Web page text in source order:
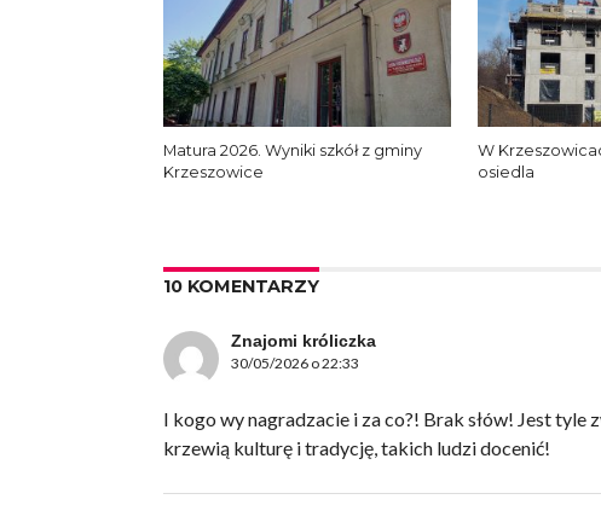
Matura 2026. Wyniki szkół z gminy
Krzeszowice
W
osiedla
10 KOMENTARZY
Znajomi króliczka
30/05/2026 o 22:33
I kogo wy nagradzacie i za co?! Brak słów! Jest
krzewią kulturę i tradycję, takich ludzi docenić!